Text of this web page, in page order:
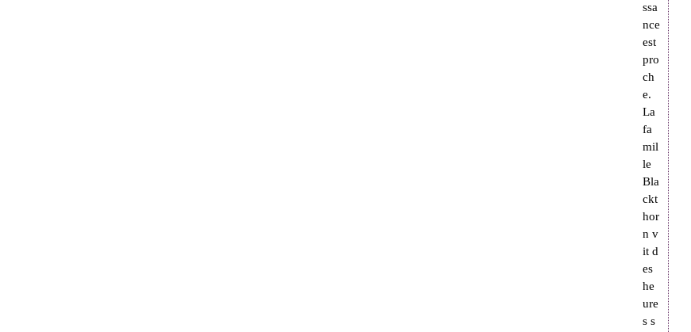
ssa
nce
est
pro
ch
e.
La
fa
mil
le
Bla
ckt
hor
n v
it d
es
he
ure
s s